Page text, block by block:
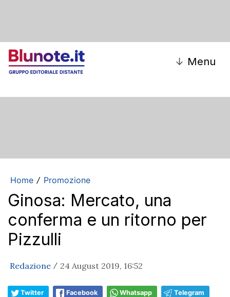
↓ Menu
Home / Promozione
Ginosa: Mercato, una
conferma e un ritorno per
Pizzulli
Redazione / 24 August 2019, 16:52
Twitter Facebook Whatsapp Telegram